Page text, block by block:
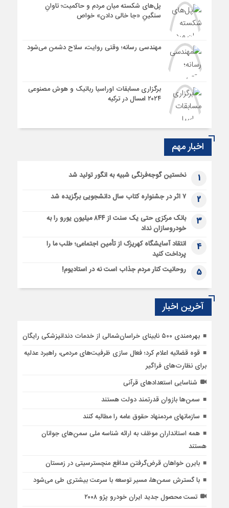
پل‌های شکسته میان مردم و حاکمیت؛ تاوانِ
سنگینِ «جا خالی دادن» خواص
مهندسی رسانه؛ وقتی روایت، سلاح دشمن می‌شود
برگزاری مسابقات اوراسیا رباتیک و هوش مصنوعی
۲۰۲۴ امسال در ترکیه
اخبار مهم
1 نخستین گوجه‌فرنگی شبیه به انگور تولید شد
2 ۷ اثر در جشنواره کتاب سال دانشجویی برگزیده شد
3
بانک مرکزی حتی یک سنت از ۸۴۴ میلیون یورو را به
خودروسازان نداد
4
انتقاد آسایشگاه کهریزک از تأمین اجتماعی؛ طلب ما را
پرداخت کنید
5 روحانیت کنار مردم جذاب است نه در استادیوم!
آخرین اخبار
بهره‌مندی ۵۰۰ نابینای خراسان‌شمالی از خدمات دندانپزشکی رایگان
قوه قضائیه اعلام کرد؛ فعال سازی ظرفیت‌های مردمی، راهبرد عدلیه
برای نظارت‌های فراگیر
شناسایی استعدادهای قرآنی
سمن‌ها بازوان قدرتمند دولت هستند
سازمان‎های مردم‎نهاد حقوق عامه را مطالبه کنند
همه استانداران موظف به ارائه شناسه ملی سمن‌های جوانان
هستند
بایرن خواهان قرض‌گرفتن مدافع منچسترسیتی در زمستان
با گسترش سمن‌ها، مسیر توسعه با سرعت بیشتری طی می‌شود
تست محصول جدید ایران خودرو پژو ۲۰۰۸